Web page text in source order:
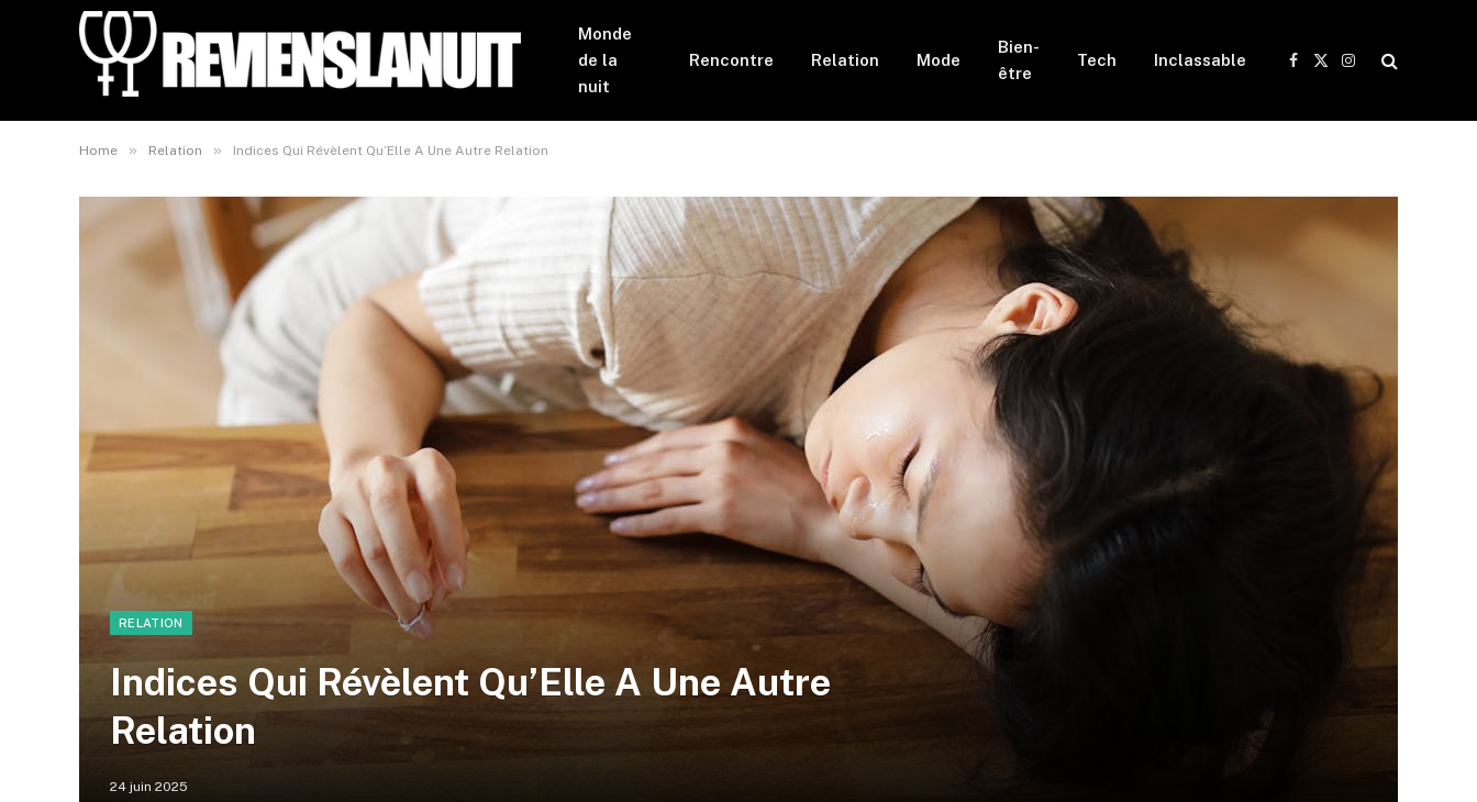
Monde
de la
nuit
Rencontre Relation Mode
Bien-
être
Tech Inclassable
Facebook
X
Instagram
Home » Relation » Indices Qui Révèlent Qu’Elle A Une Autre Relation
RELATION
Indices Qui Révèlent Qu’Elle A Une Autre
Relation
24 juin 2025